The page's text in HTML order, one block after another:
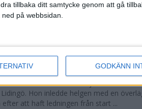
tillbaka ditt samtycke genom att gå
på webbsidan.
GODKÄNN
MED ASICS | ASICS GEL-KAYANO™ 32
foten. En ”ombonad” sko som sitter
vid terräng-SM
Lahti var den stora stjärnan när
Hon inledde helgen med en
att haft ledningen från start ...